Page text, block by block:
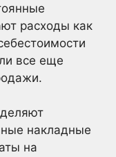
расходы как
все еще
накладные
на